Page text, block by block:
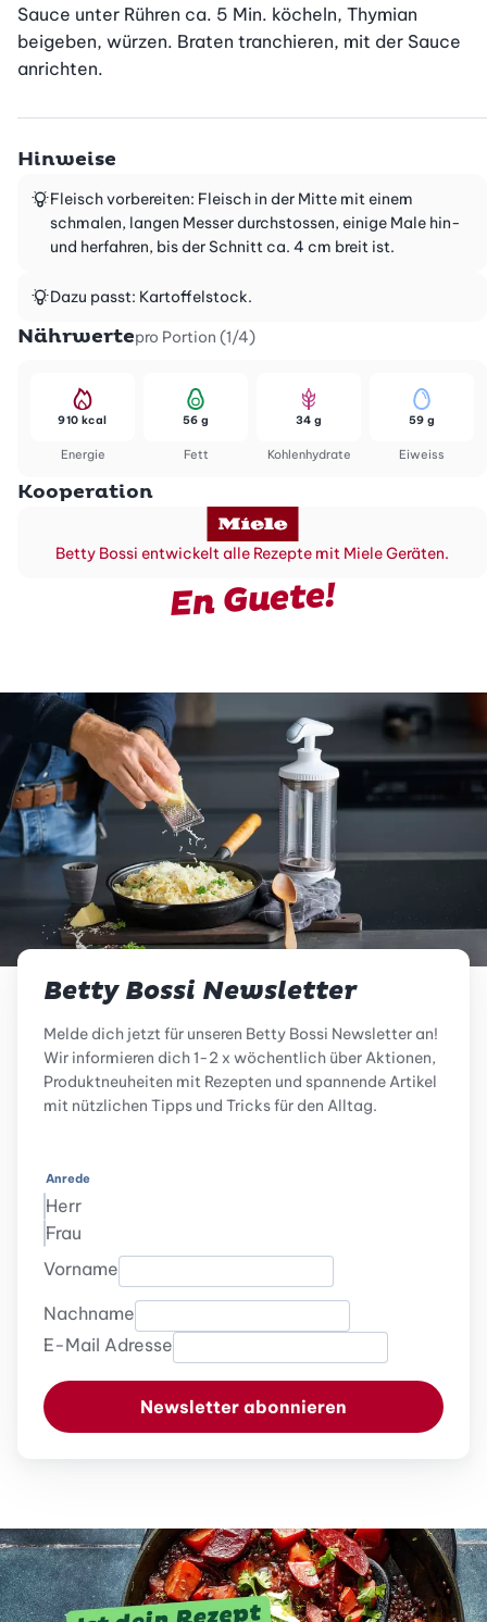
Sauce unter Rühren ca. 5 Min. köcheln, Thymian
beigeben, würzen. Braten tranchieren, mit der Sauce
anrichten.
Hinweise
Fleisch vorbereiten: Fleisch in der Mitte mit einem
schmalen, langen Messer durchstossen, einige Male hin-
und herfahren, bis der Schnitt ca. 4 cm breit ist.
Dazu passt: Kartoffelstock.
Nährwertepro Portion (1/4)
Energie
910 kcal
Fett
56 g
Kohlenhydrate
34 g
Eiweiss
59 g
Kooperation
Betty Bossi entwickelt alle Rezepte mit Miele Geräten.
En Guete!
Betty Bossi Newsletter
Melde dich jetzt für unseren Betty Bossi Newsletter an!
Wir informieren dich 1-2 x wöchentlich über Aktionen,
Produktneuheiten mit Rezepten und spannende Artikel
mit nützlichen Tipps und Tricks für den Alltag.
Anrede
Herr
Frau
Vorname
Nachname
E-Mail Adresse
Newsletter abonnieren